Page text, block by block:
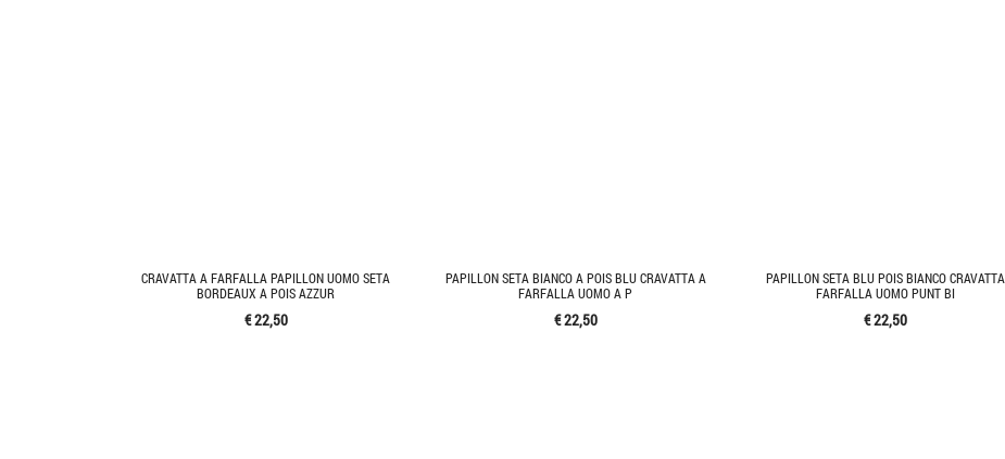
CRAVATTA A FARFALLA PAPILLON UOMO SETA
BORDEAUX A POIS AZZUR
€ 22,50
PAPILLON SETA BIANCO A POIS BLU CRAVATTA A
FARFALLA UOMO A P
€ 22,50
PAPILLON SETA BLU POIS BIANCO CRAVATTA
FARFALLA UOMO PUNT BI
€ 22,50